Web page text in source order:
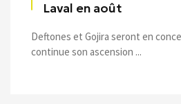
Laval en août
Deftones et Gojira seront en
continue son ascension ...